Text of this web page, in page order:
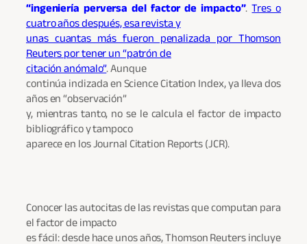
“ingeniería perversa del factor de impacto”.Tres o
cuatro años después, esa revista y
unas cuantas más fueron penalizada por Thomson
Reuters por tener un “patrón de
citación anómalo”. Aunque
continúa indizada en Science Citation Index, ya lleva dos
años en “observación”
y, mientras tanto, no se le calcula el factor de impacto
bibliográfico y tampoco
aparece en los Journal Citation Reports (JCR).
Conocer las autocitas de las revistas que computan para
el factor de impacto
es fácil: desde hace unos años, Thomson Reuters incluye